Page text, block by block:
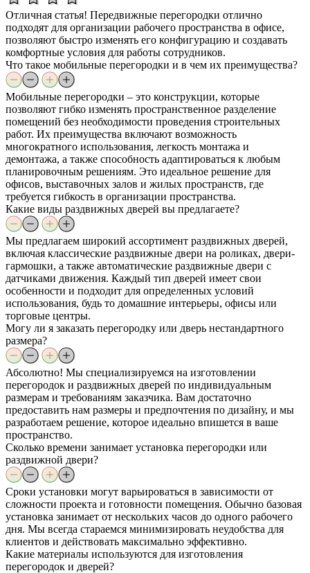
Отличная статья! Передвижные перегородки отлично
подходят для организации рабочего пространства в офисе,
позволяют быстро изменять его конфигурацию и создавать
комфортные условия для работы сотрудников.
Что такое мобильные перегородки и в чем их преимущества?
Мобильные перегородки – это конструкции, которые
позволяют гибко изменять пространственное разделение
помещений без необходимости проведения строительных
работ. Их преимущества включают возможность
многократного использования, легкость монтажа и
демонтажа, а также способность адаптироваться к любым
планировочным решениям. Это идеальное решение для
офисов, выставочных залов и жилых пространств, где
требуется гибкость в организации пространства.
Какие виды раздвижных дверей вы предлагаете?
Мы предлагаем широкий ассортимент раздвижных дверей,
включая классические раздвижные двери на роликах, двери-
гармошки, а также автоматические раздвижные двери с
датчиками движения. Каждый тип дверей имеет свои
особенности и подходит для определенных условий
использования, будь то домашние интерьеры, офисы или
торговые центры.
Могу ли я заказать перегородку или дверь нестандартного
размера?
Абсолютно! Мы специализируемся на изготовлении
перегородок и раздвижных дверей по индивидуальным
размерам и требованиям заказчика. Вам достаточно
предоставить нам размеры и предпочтения по дизайну, и мы
разработаем решение, которое идеально впишется в ваше
пространство.
Сколько времени занимает установка перегородки или
раздвижной двери?
Сроки установки могут варьироваться в зависимости от
сложности проекта и готовности помещения. Обычно базовая
установка занимает от нескольких часов до одного рабочего
дня. Мы всегда стараемся минимизировать неудобства для
клиентов и действовать максимально эффективно.
Какие материалы используются для изготовления
перегородок и дверей?